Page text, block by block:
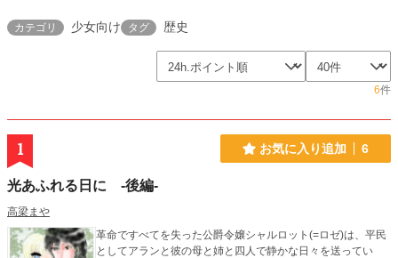
カテゴリ 少女向け タグ 歴史
6件
1 お気に入り追加 6
光あふれる日に -後編-
高梁まや
革命ですべてを失った公爵令嬢シャルロット(=ロゼ)は、平民
としてアランと彼の母と姉と四人で静かな日々を送ってい